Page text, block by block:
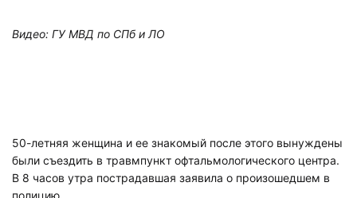
Видео: ГУ МВД по СПб и ЛО
50-летняя женщина и ее знакомый после этого вынуждены
были съездить в травмпункт офтальмологического центра.
В 8 часов утра пострадавшая заявила о произошедшем в
полицию.